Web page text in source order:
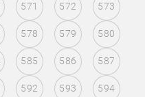
571 572 573
578 579 580
585 586 587
592 593 594